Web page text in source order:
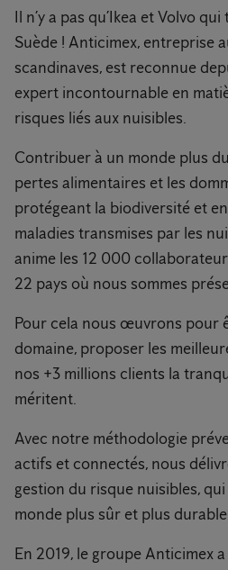
Il n’y a pas qu’Ikea et Volvo
Suède ! Anticimex, entreprise
scandinaves, est reconnue
expert incontournable en
risques liés aux nuisibles.
Contribuer à un monde plus
pertes alimentaires et les
protégeant la biodiversité et
maladies transmises par les
anime les 12 000
22 pays où nous sommes
Pour cela nous œuvrons pour
domaine, proposer les
nos +3 millions clients la
méritent.
Avec notre méthodologie
actifs et connectés, nous
gestion du risque nuisibles,
monde plus sûr et plus
En 2019, le groupe Anticimex